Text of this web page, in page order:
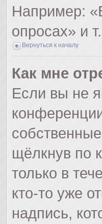
Например:
опросах» и
Вернуться к началу
Как мне
Если вы не
щёлкнув по
только в
кто-то уже
надпись,